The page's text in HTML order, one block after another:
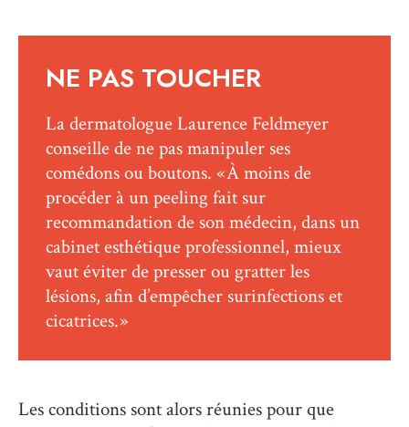
NE PAS TOUCHER
La dermatologue Laurence Feldmeyer
conseille de ne pas manipuler ses
comédons ou boutons. « À moins de
procéder à un peeling fait sur
recommandation de son médecin, dans un
cabinet esthétique professionnel, mieux
vaut éviter de presser ou gratter les
lésions, afin d’empêcher surinfections et
cicatrices. »
Les conditions sont alors réunies pour que